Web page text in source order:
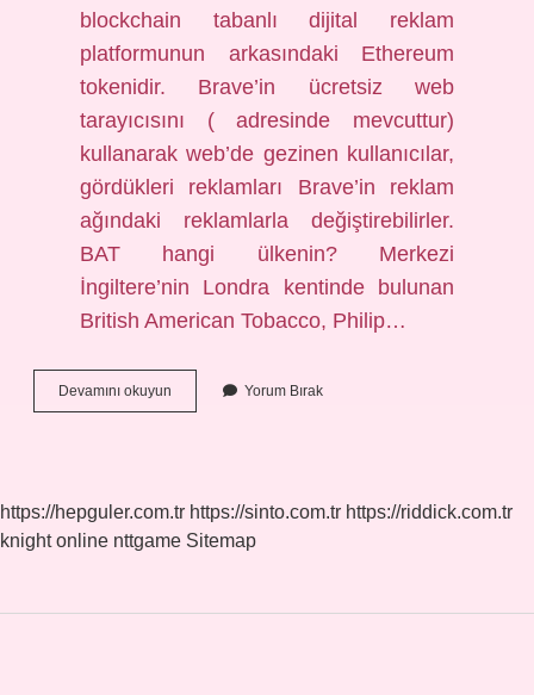
blockchain tabanlı dijital reklam
platformunun arkasındaki Ethereum
tokenidir. Brave’in ücretsiz web
tarayıcısını ( adresinde mevcuttur)
kullanarak web’de gezinen kullanıcılar,
gördükleri reklamları Brave’in reklam
ağındaki reklamlarla değiştirebilirler.
BAT hangi ülkenin? Merkezi
İngiltere’nin Londra kentinde bulunan
British American Tobacco, Philip…
Devamını okuyun
Kripto
Yorum Bırak
https://hepguler.com.tr https://sinto.com.tr https://riddick.com.tr
knight online nttgame Sitemap